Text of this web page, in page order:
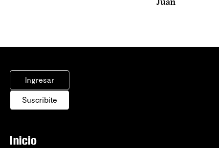
Ingresar
Suscribite
Inicio